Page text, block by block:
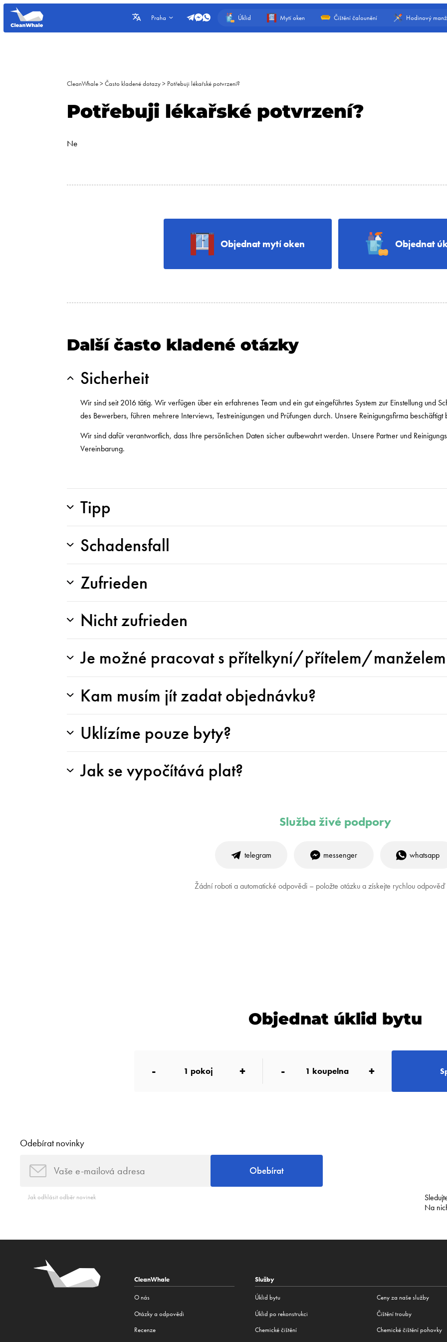
Praha Úklid Mytí oken Čištění čalounění Hodinový
CleanWhale >Často kladené dotazy > Potřebuji lékařské potvrzení?
Potřebuji lékařské potvrzení?
Ne
Objednat mytí oken Objednat
Další často kladené otázky
Sicherheit
Wir sind seit 2016 tätig. Wir verfügen über ein erfahrenes Team und ein gut eingeführtes System zur Einstellung und
des Bewerbers, führen mehrere Interviews, Testreinigungen und Prüfungen durch. Unsere Reinigungsfirma
Wir sind dafür verantwortlich, dass Ihre persönlichen Daten sicher aufbewahrt werden. Unsere Partner und
Vereinbarung.
Tipp
Schadensfall
Zufrieden
Nicht zufrieden
Je možné pracovat s přítelkyní/přítelem/
Kam musím jít zadat objednávku?
Uklízíme pouze byty?
Jak se vypočítává plat?
Služba živé podpory
telegram messenger whatsapp
Žádní roboti a automatické odpovědi – položte otázku a získejte rychlou
Objednat úklid bytu
- 1 pokoj + - 1 koupelna +
Odebírat novinky
Obebírat
Jak odhlásit odběr novinek
Na
CleanWhale
O nás
Otázky a odpovědi
Recenze
Služby
Úklid bytu
Úklid po rekonstrukci
Сhemické čištění
Ceny za naše služby
Čištění trouby
Chemické čištění pohovky